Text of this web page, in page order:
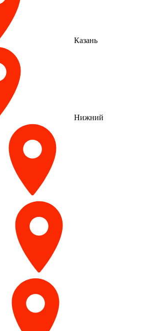
Казань
Нижний